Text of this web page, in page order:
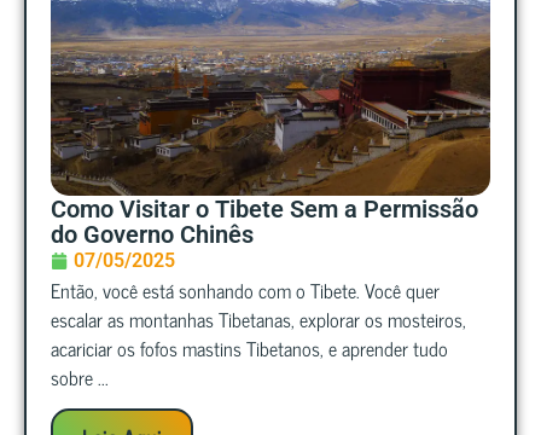
Como Visitar o Tibete Sem a Permissão
do Governo Chinês
07/05/2025
Então, você está sonhando com o Tibete. Você quer
escalar as montanhas Tibetanas, explorar os mosteiros,
acariciar os fofos mastins Tibetanos, e aprender tudo
sobre ...